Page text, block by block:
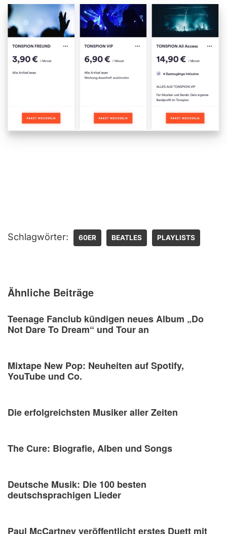
Schlagwörter: 60ER BEATLES PLAYLISTS
Ähnliche Beiträge
Teenage Fanclub kündigen neues Album „Do
Not Dare To Dream“ und Tour an
Mixtape New Pop: Neuheiten auf Spotify,
YouTube und Co.
Die erfolgreichsten Musiker aller Zeiten
The Cure: Biografie, Alben und Songs
Deutsche Musik: Die 100 besten
deutschsprachigen Lieder
Paul McCartney veröffentlicht erstes Duett mit